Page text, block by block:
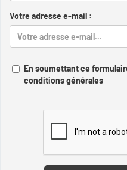
Votre adresse e-mail :
En soumettant ce
conditions générales